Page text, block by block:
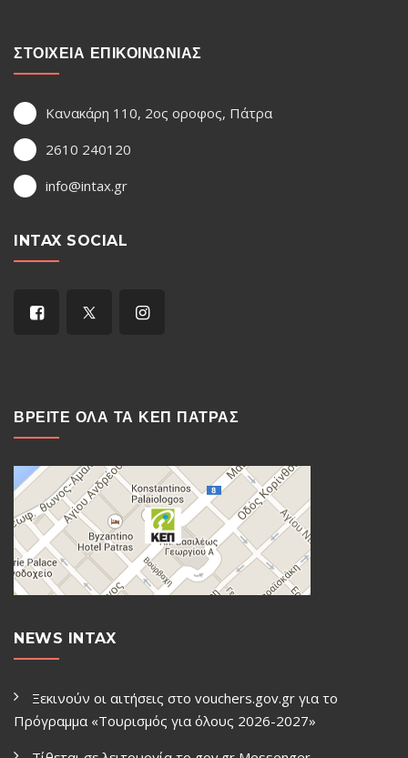
ΣΤΟΙΧΕΙΑ ΕΠΙΚΟΙΝΩΝΙΑΣ
Κανακάρη 110, 2ος οροφος, Πάτρα
2610 240120
info@intax.gr
INTAX SOCIAL
ΒΡΕΙΤΕ ΟΛΑ ΤΑ ΚΕΠ ΠΑΤΡΑΣ
NEWS INTAX
Ξεκινούν οι αιτήσεις στο vouchers.gov.gr για το
Πρόγραμμα «Τουρισμός για όλους 2026-2027»